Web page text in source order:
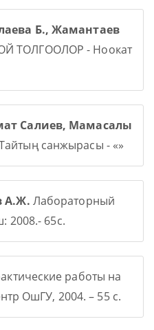
Б., Жамантаев
ТОЛГООЛОР - Ноокат
Салиев, Мамасалы
санжырасы - «»
А.Ж. Лабораторный
2008.- 65с.
работы на
ОшГУ, 2004. – 55 с.